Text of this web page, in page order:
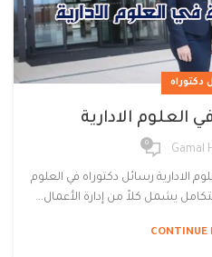
دكتوراه
العلوم الادارية
Gamal
0
الادارية رسائل دكتوراه في العلوم
متكامل يشمل كلاً من إدارة الأعمال...
CONTINUE